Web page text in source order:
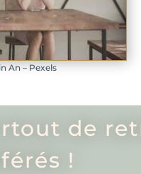
An – Pexels
de
!